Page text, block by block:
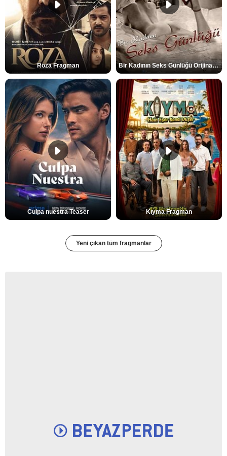
Roza Fragman Bir Kadının Seks Günlüğü Orijinal Fragman
Culpa nuestra Teaser Kıyma Fragman
Yeni çıkan tüm fragmanlar